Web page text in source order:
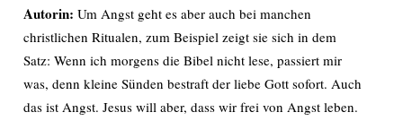
Autorin: Um Angst geht es aber auch bei manchen
christlichen Ritualen, zum Beispiel zeigt sie sich in dem
Satz: Wenn ich morgens die Bibel nicht lese, passiert mir
was, denn kleine Sünden bestraft der liebe Gott sofort. Auch
das ist Angst. Jesus will aber, dass wir frei von Angst leben.